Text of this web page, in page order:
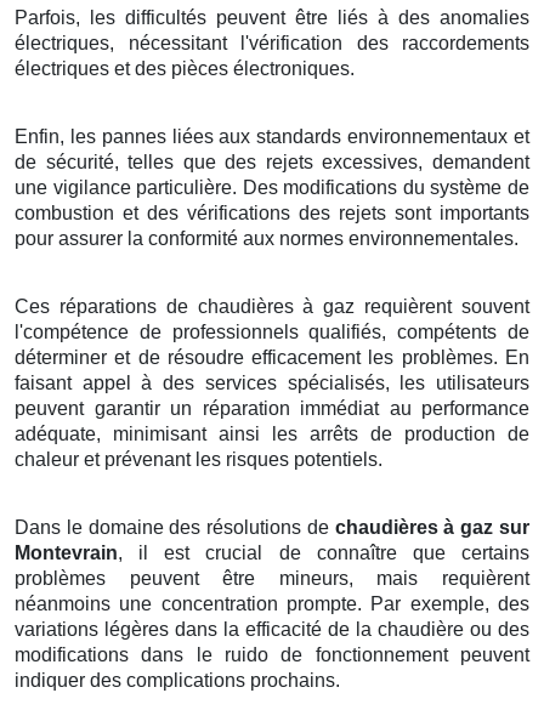
Parfois, les difficultés peuvent être liés à des anomalies
électriques, nécessitant l'vérification des raccordements
électriques et des pièces électroniques.
Enfin, les pannes liées aux standards environnementaux et
de sécurité, telles que des rejets excessives, demandent
une vigilance particulière. Des modifications du système de
combustion et des vérifications des rejets sont importants
pour assurer la conformité aux normes environnementales.
Ces réparations de chaudières à gaz requièrent souvent
l'compétence de professionnels qualifiés, compétents de
déterminer et de résoudre efficacement les problèmes. En
faisant appel à des services spécialisés, les utilisateurs
peuvent garantir un réparation immédiat au performance
adéquate, minimisant ainsi les arrêts de production de
chaleur et prévenant les risques potentiels.
Dans le domaine des résolutions de chaudières à gaz sur
Montevrain, il est crucial de connaître que certains
problèmes peuvent être mineurs, mais requièrent
néanmoins une concentration prompte. Par exemple, des
variations légères dans la efficacité de la chaudière ou des
modifications dans le ruido de fonctionnement peuvent
indiquer des complications prochains.